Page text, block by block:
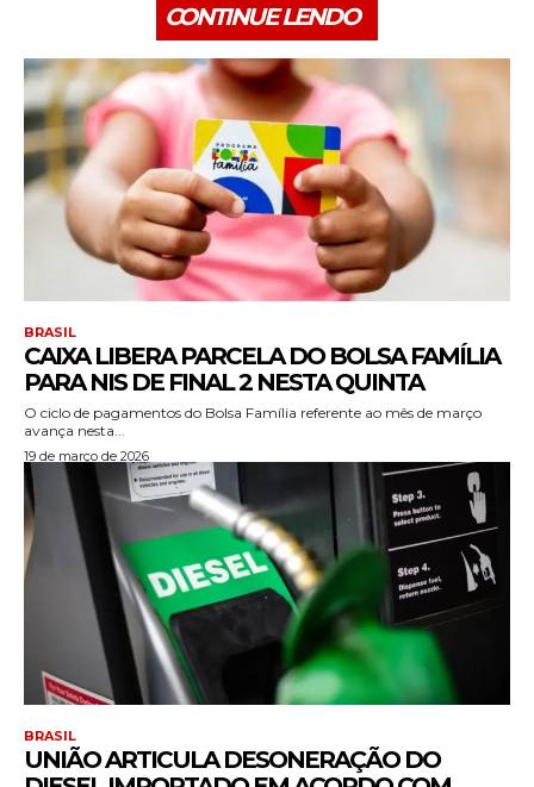
CONTINUE LENDO
BRASIL
CAIXA LIBERA PARCELA DO BOLSA FAMÍLIA
PARA NIS DE FINAL 2 NESTA QUINTA
O ciclo de pagamentos do Bolsa Família referente ao mês de março
avança nesta...
19 de março de 2026
BRASIL
UNIÃO ARTICULA DESONERAÇÃO DO